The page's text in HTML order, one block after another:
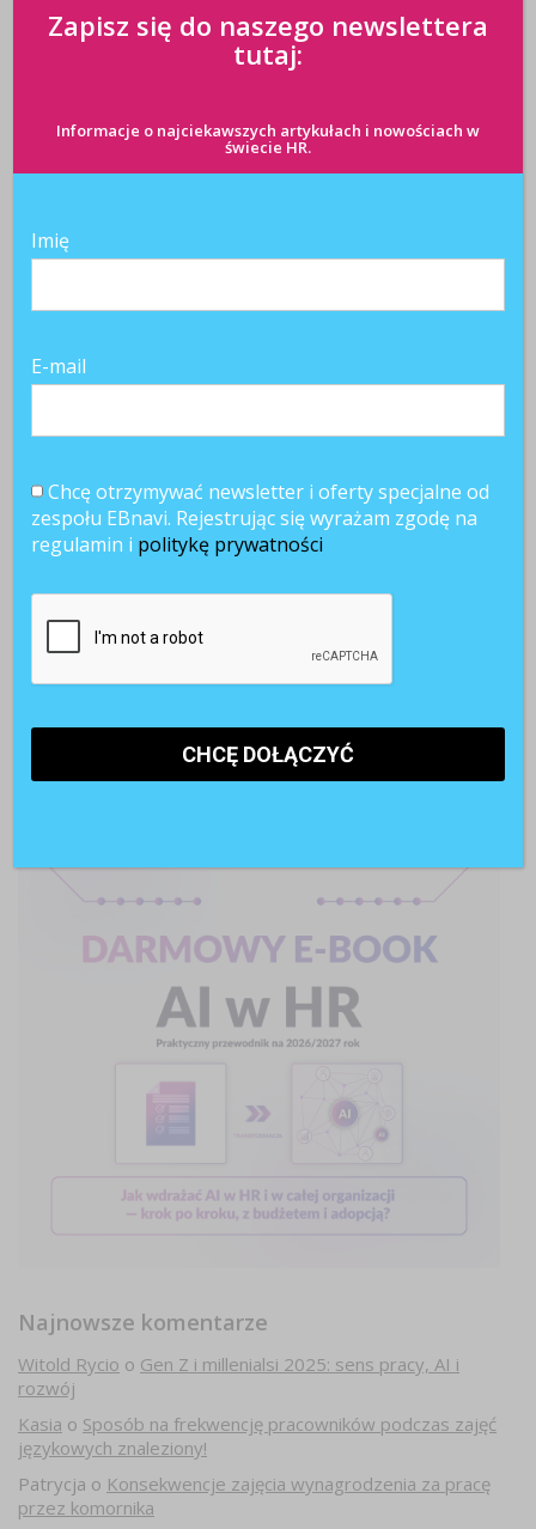
Najnowsze artykuły
Paraliż decyzyjny w firmach. Dlaczego ostrożność hamuje
Pracownicy 45+. Czy firmy są gotowe na starzejące się
POLECANE RAPORTY
Najnowsze komentarze
Witold Rycio o Gen Z i millenialsi 2025: sens pracy, AI i
rozwój
Kasia o Sposób na frekwencję pracowników podczas zajęć
językowych znaleziony!
Patrycja o Konsekwencje zajęcia wynagrodzenia za pracę
przez komornika
Zapisz się do naszego newslettera
tutaj:
Informacje o najciekawszych artykułach i nowościach w
świecie HR.
Imię
E-mail
Chcę otrzymywać newsletter i oferty specjalne od
zespołu EBnavi. Rejestrując się wyrażam zgodę na
regulamin i politykę prywatności